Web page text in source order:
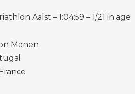
Aalst – 1:04:59 – 1/21 in age
Menen